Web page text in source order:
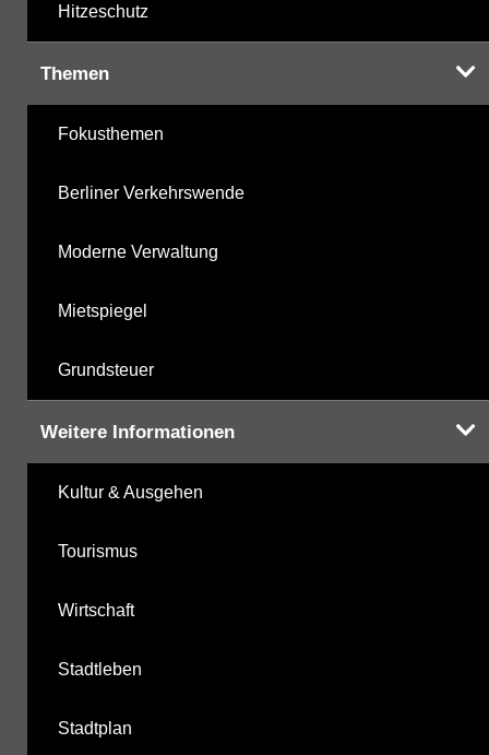
Hitzeschutz
Themen
Fokusthemen
Berliner Verkehrswende
Moderne Verwaltung
Mietspiegel
Grundsteuer
Weitere Informationen
Kultur & Ausgehen
Tourismus
Wirtschaft
Stadtleben
Stadtplan